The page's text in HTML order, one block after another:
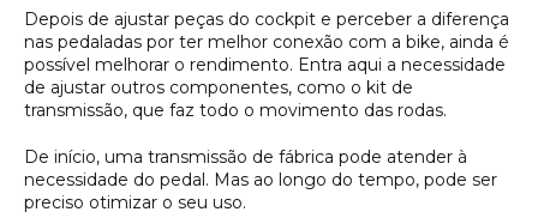
Depois de ajustar peças do cockpit e perceber a diferença
nas pedaladas por ter melhor conexão com a bike, ainda é
possível melhorar o rendimento. Entra aqui a necessidade
de ajustar outros componentes, como o kit de
transmissão, que faz todo o movimento das rodas.
De início, uma transmissão de fábrica pode atender à
necessidade do pedal. Mas ao longo do tempo, pode ser
preciso otimizar o seu uso.